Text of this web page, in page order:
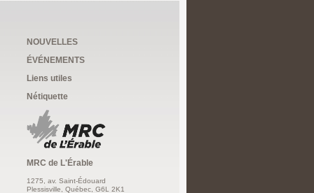
NOUVELLES
ÉVÉNEMENTS
Liens utiles
Nétiquette
MRC de L'Érable
1275, av. Saint-Édouard
Plessisville, Québec, G6L 2K1